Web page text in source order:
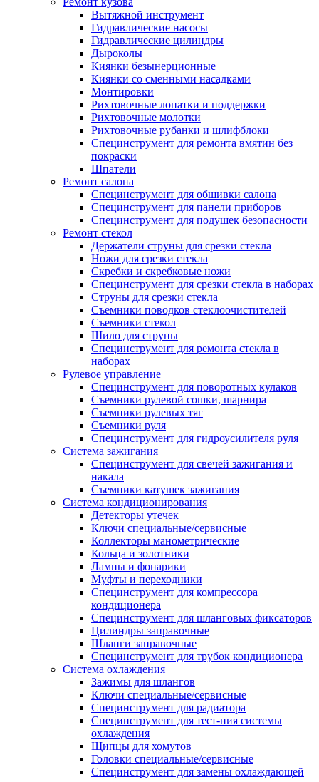
Вытяжной инструмент
Гидравлические насосы
Гидравлические цилиндры
Дыроколы
Киянки безынерционные
Киянки со сменными насадками
Монтировки
Рихтовочные лопатки и поддержки
Рихтовочные молотки
Рихтовочные рубанки и шлифблоки
Специнструмент для ремонта вмятин без
покраски
Шпатели
Ремонт салона
Специнструмент для обшивки салона
Специнструмент для панели приборов
Специнструмент для подушек безопасности
Ремонт стекол
Держатели струны для срезки стекла
Ножи для срезки стекла
Скребки и скребковые ножи
Специнструмент для срезки стекла в наборах
Струны для срезки стекла
Съемники поводков стеклоочистителей
Съемники стекол
Шило для струны
Специнструмент для ремонта стекла в
наборах
Рулевое управление
Специнструмент для поворотных кулаков
Съемники рулевой сошки, шарнира
Съемники рулевых тяг
Съемники руля
Специнструмент для гидроусилителя руля
Система зажигания
Специнструмент для свечей зажигания и
накала
Съемники катушек зажигания
Система кондиционирования
Детекторы утечек
Ключи специальные/сервисные
Коллекторы манометрические
Кольца и золотники
Лампы и фонарики
Муфты и переходники
Специнструмент для компрессора
кондиционера
Специнструмент для шланговых фиксаторов
Цилиндры заправочные
Шланги заправочные
Специнструмент для трубок кондиционера
Система охлаждения
Зажимы для шлангов
Ключи специальные/сервисные
Специнструмент для радиатора
Специнструмент для тест-ния системы
охлаждения
Щипцы для хомутов
Головки специальные/сервисные
Специнструмент для замены охлаждающей